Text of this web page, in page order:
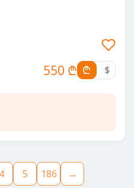
550 ₾ ₾ $
4 5 186 →